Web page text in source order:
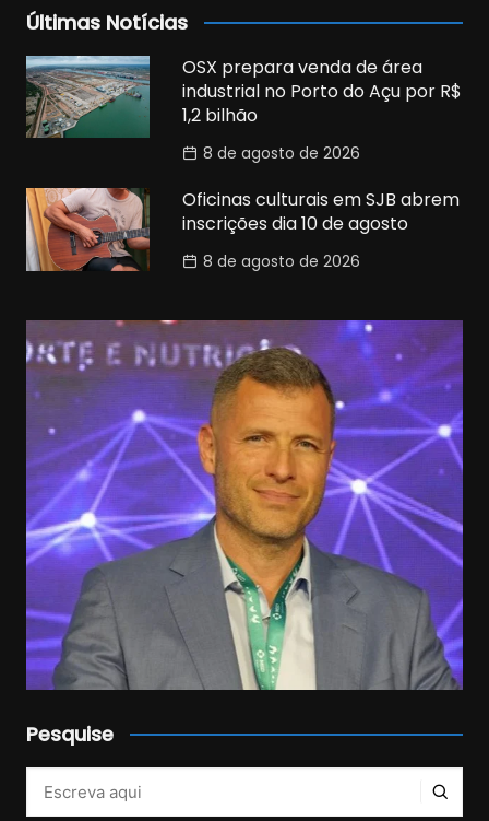
Últimas Notícias
OSX prepara venda de área
industrial no Porto do Açu por R$
1,2 bilhão
8 de agosto de 2026
Oficinas culturais em SJB abrem
inscrições dia 10 de agosto
8 de agosto de 2026
Pesquise